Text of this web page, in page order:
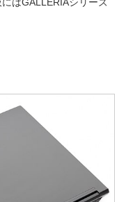
はGALLERIAシリーズ